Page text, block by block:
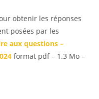
obtenir les réponses
posées par les
aux questions –
format pdf– 1.3 Mo –